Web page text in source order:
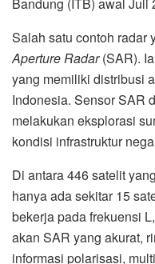
Salah satu contoh radar
Aperture Radar(SAR).
yang memiliki distribusi
Indonesia. Sensor SAR
melakukan eksplorasi
kondisi infrastruktur
Di antara 446 satelit
hanya ada sekitar 15
bekerja pada frekuensi
akan SAR yang akurat,
informasi polarisasi,